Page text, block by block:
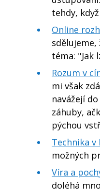
tehdy,
Online
sdělujeme,
téma: "Jak
Rozum v
mi však
navážejí
záhuby,
pýchou
Technika v
možných
Víra a
doléhá